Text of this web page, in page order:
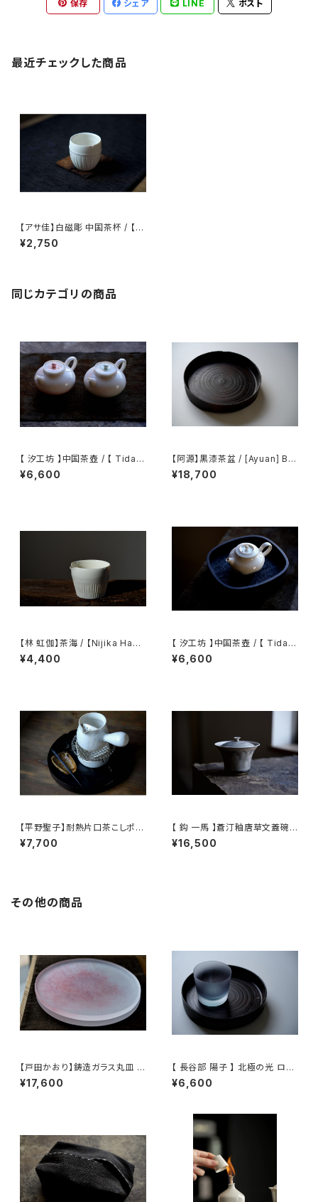
保存 シェア LINE ポスト
最近チェックした商品
【アサ佳】白磁彫 中国茶杯 / 【a
saka】teacup
¥2,750
同じカテゴリの商品
【 汐工坊 】中国茶壺 / 【 Tidal
Atelier 】Chinese teapot
¥6,600
【阿源】黒漆茶盆 / [Ayuan] Bla
ck Lacquer Tea Tray
¥18,700
【林 虹伽】茶海 / 【Nijika Haya
shi 】tea pitcher
¥4,400
【 汐工坊 】中国茶壺 / 【 Tidal
Atelier 】Chinese teapot
¥6,600
【平野聖子】耐熱片口茶こしポッ
ト / 【Masako Hirano】Heat-r
esistant spout tea strainer
¥7,700
【 鈎 一馬 】蒼汀釉唐草文蓋碗 /
【 kazuma magari 】Gaiwan
¥16,500
その他の商品
【戸田かおり】鋳造ガラス丸皿 /
【kaoritoda】Cast Glass Rou
nd Plate
¥17,600
【 長谷部 陽子 】 北極の光 ロッ
クグラス / 【 Yoko Hasebe 】
Whisky Tumbler
¥6,600